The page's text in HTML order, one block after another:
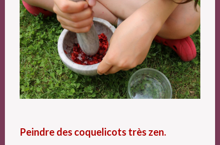
Peindre des coquelicots très zen.